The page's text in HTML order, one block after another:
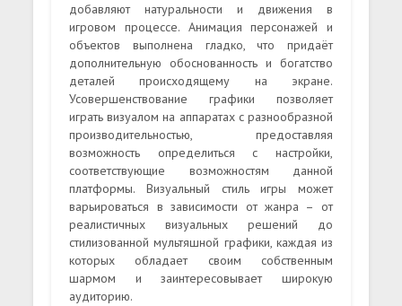
добавляют натуральности и движения в
игровом процессе. Анимация персонажей и
объектов выполнена гладко, что придаёт
дополнительную обоснованность и богатство
деталей происходящему на экране.
Усовершенствование графики позволяет
играть визуалом на аппаратах с разнообразной
производительностью, предоставляя
возможность определиться с настройки,
соответствующие возможностям данной
платформы. Визуальный стиль игры может
варьироваться в зависимости от жанра – от
реалистичных визуальных решений до
стилизованной мультяшной графики, каждая из
которых обладает своим собственным
шармом и заинтересовывает широкую
аудиторию.